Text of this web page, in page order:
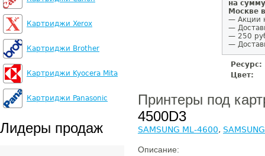
Картриджи Xerox
Картриджи Brother
Картриджи Kyocera Mita
Картриджи Panasonic
Лидеры продаж
на
Москве
— Акции
—
— 250
—
Ресурс:
Цвет:
Принтеры под
4500D3
SAMSUNG ML-4600,
Описание: